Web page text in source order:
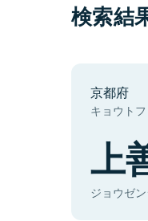
検索結
京都府
キョウトフ
上
ジョウゼ